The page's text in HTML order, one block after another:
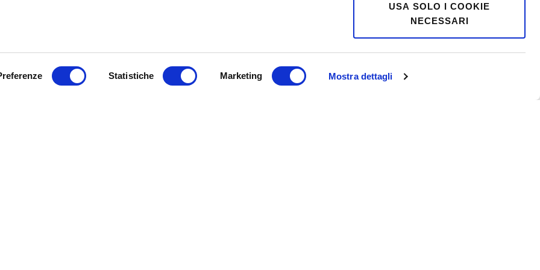
Statistiche Marketing Mostra dettagli
USA SOLO I COOKIE
NECESSARI
nella gestione del peso